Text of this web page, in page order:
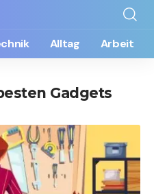
Alltag Arbeit
Gadgets